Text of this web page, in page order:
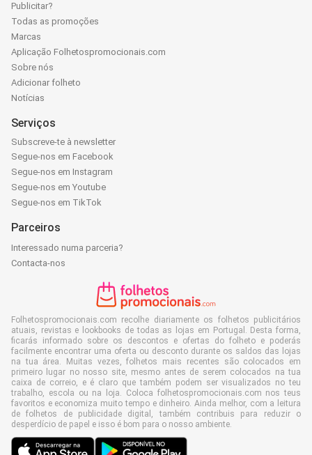
Publicitar?
Todas as promoções
Marcas
Aplicação Folhetospromocionais.com
Sobre nós
Adicionar folheto
Notícias
Serviços
Subscreve-te à newsletter
Segue-nos em Facebook
Segue-nos em Instagram
Segue-nos em Youtube
Segue-nos em TikTok
Parceiros
Interessado numa parceria?
Contacta-nos
Folhetospromocionais.com recolhe diariamente os folhetos publicitários
atuais, revistas e lookbooks de todas as lojas em Portugal. Desta forma,
ficarás informado sobre os descontos e ofertas do folheto e poderás
facilmente encontrar uma oferta ou desconto durante os saldos das lojas
na tua área. Muitas vezes, folhetos mais recentes são colocados em
primeiro lugar no nosso site, mesmo antes de serem colocados na tua
caixa de correio, e é claro que também podem ser visualizados no teu
trabalho, escola ou na loja. Coloca folhetospromocionais.com nos teus
favoritos e economiza muito tempo e dinheiro. Ainda melhor, com a leitura
de folhetos de publicidade digital, também contribuis para reduzir o
desperdício de papel e isso é bom para o nosso ambiente.